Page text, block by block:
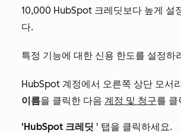
10,000 HubSpot 크레딧보다 높게 설
다.
특정 기능에 대한 신용 한도를 설정하
HubSpot 계정에서 오른쪽 상단 모서
이름을 클릭한 다음 계정 및 청구를 클
'HubSpot 크레딧 ' 탭을 클릭하세요.